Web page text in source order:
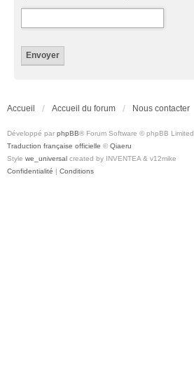
Accueil Accueil du forum Nous contacter
Développé par phpBB® Forum Software © phpBB Limited
Traduction française officielle © Qiaeru
Style we_universal created by INVENTEA & v12mike
Confidentialité | Conditions